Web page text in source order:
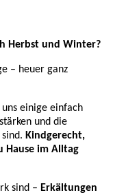
Herbst und Winter?
– heuer ganz
einige einfach
und die
Kindgerecht,
Hause im Alltag
sind – Erkältungen